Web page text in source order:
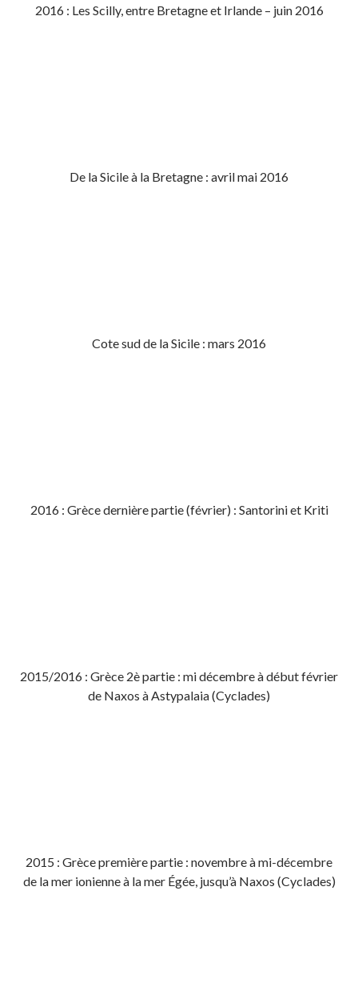
2016 : Les Scilly, entre Bretagne et Irlande – juin 2016
De la Sicile à la Bretagne : avril mai 2016
Cote sud de la Sicile : mars 2016
2016 : Grèce dernière partie (février) : Santorini et Kriti
2015/2016 : Grèce 2è partie : mi décembre à début février
de Naxos à Astypalaia (Cyclades)
2015 : Grèce première partie : novembre à mi-décembre
de la mer ionienne à la mer Égée, jusqu’à Naxos (Cyclades)